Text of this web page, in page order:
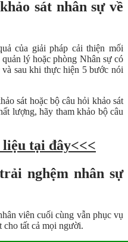
sát nhân sự về
của giải pháp cải thiện mối
lý hoặc phòng Nhân sự có
sau khi thực hiện 5 bước nói
sát hoặc bộ câu hỏi khảo sát
lượng, hãy tham khảo bộ câu
tại đây<<<
nghệm nhân sự
viên cuối cùng vẫn phục vụ
cho tất cả mọi người.